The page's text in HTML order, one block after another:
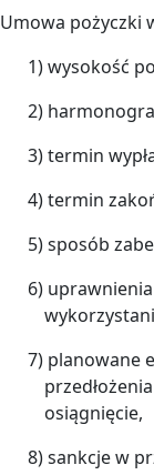
Umowa pożyczki
1) wysokość
2)
3) termin
4) termin
5) sposób
6)
7) planowane
osiągnięcie,
8) sankcje w